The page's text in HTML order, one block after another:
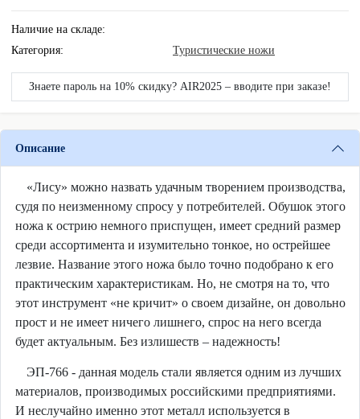
Наличие на складе:
Категория:
Туристические ножи
Знаете пароль на 10% скидку? AIR2025 – вводите при заказе!
Описание
«Лису» можно назвать удачным творением производства,
судя по неизменному спросу у потребителей. Обушок этого
ножа к острию немного приспущен, имеет средний размер
среди ассортимента и изумительно тонкое, но острейшее
лезвие. Название этого ножа было точно подобрано к его
практическим характеристикам. Но, не смотря на то, что
этот инструмент «не кричит» о своем дизайне, он довольно
прост и не имеет ничего лишнего, спрос на него всегда
будет актуальным. Без излишеств – надежность!
ЭП-766 - данная модель стали является одним из лучших
материалов, производимых российскими предприятиями.
И неслучайно именно этот металл используется в